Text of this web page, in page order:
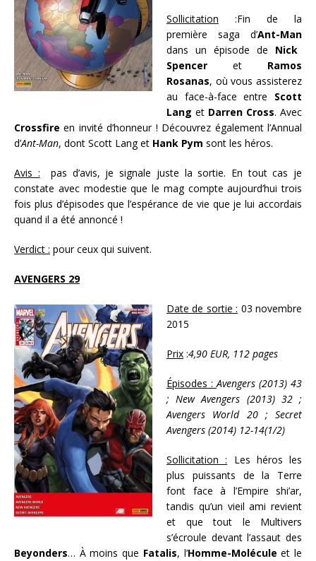
Sollicitation :Fin de la
première saga d’Ant-Man
dans un épisode de Nick
Spencer et Ramos
Rosanas, où vous assisterez
au face-à-face entre Scott
Lang et Darren Cross. Avec
Crossfire en invité d’honneur ! Découvrez également l’Annual
d’Ant-Man, dont Scott Lang et Hank Pym sont les héros.
Avis : pas d’avis, je signale juste la sortie. En tout cas je
constate avec modestie que le mag compte aujourd’hui trois
fois plus d’épisodes que l’espérance de vie que je lui accordais
quand il a été annoncé !
Verdict : pour ceux qui suivent.
AVENGERS 29
Date de sortie : 03 novembre
2015
Prix :4,90 EUR, 112 pages
Épisodes :Avengers (2013) 43
; New Avengers (2013) 32 ;
Avengers World 20 ; Secret
Avengers (2014) 12-14(1/2)
Sollicitation : Les héros les
plus puissants de la Terre
font face à l’Empire shi’ar,
tandis qu’un vieil ami revient
et que tout le Multivers
s’écroule devant l’assaut des
Beyonders… À moins que Fatalis, l’Homme-Molécule et le